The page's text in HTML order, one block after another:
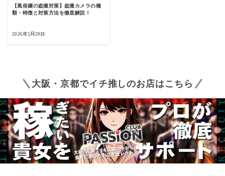
【風俗嬢の盗撮対策】盗撮カメラの種
類・特徴と対策方法を徹底解説！
2026年1月29日
大阪・京都でイチ推しのお店はこちら